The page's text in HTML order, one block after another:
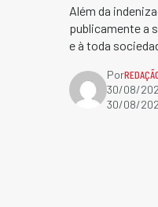
Além da
publicamente a
e à toda
Por
30/08/
30/08/